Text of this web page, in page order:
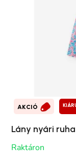
AKCIÓ
Lány nyári
Raktáron